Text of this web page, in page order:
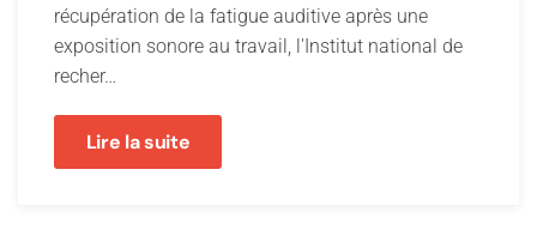
récupération de la fatigue auditive après une
exposition sonore au travail, l'Institut national de
recher…
Lire la suite